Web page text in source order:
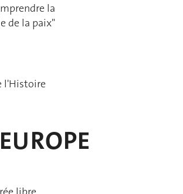
la
de la paix"
l'Histoire